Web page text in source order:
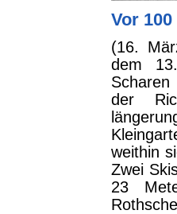
Vor
(16.
dem
Scharen
der
weithin
Zwei
23